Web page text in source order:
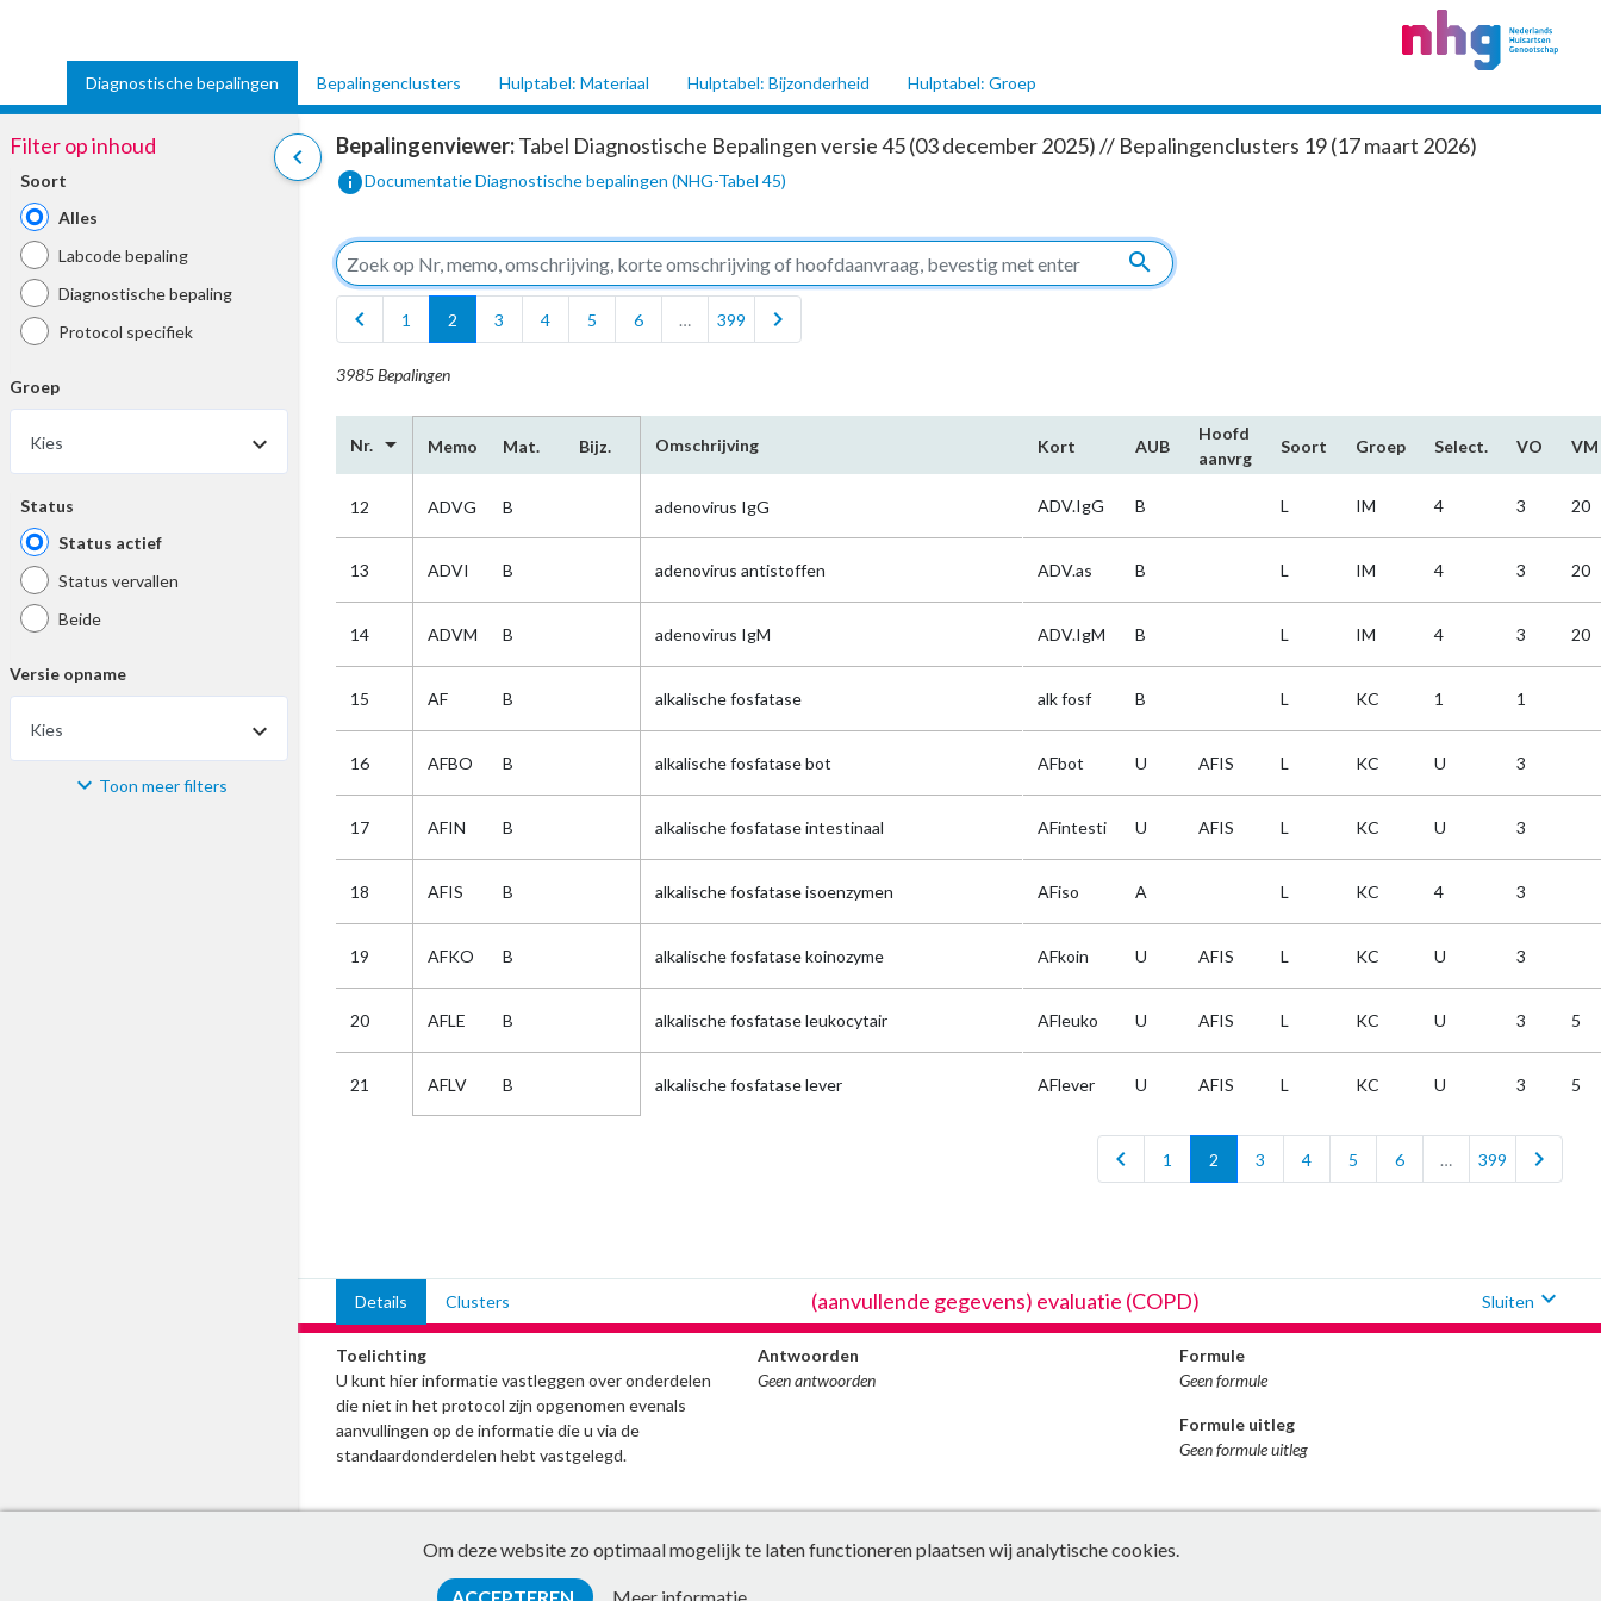
Diagnostische bepalingen Bepalingenclusters Hulptabel: Materiaal Hulptabel: Bijzonderheid Hulptabel: Groep
chevron_left
Filter op inhoud
Soort
Alles
Labcode bepaling
Diagnostische bepaling
Protocol specifiek
Groep
Kies
Status
Status actief
Status vervallen
Beide
Versie opname
Kies
Materiaal Toon meer filters
Bepalingenviewer:Tabel Diagnostische Bepalingen versie 45 (03 december 2025) // Bepalingenclusters 19 (17 maart 2026)
infoDocumentatie Diagnostische bepalingen (NHG-Tabel 45)
search
chevron_left
1 2 3 4 5 6 … 399 chevron_right
3985 Bepalingen
Nr. arrow_drop_down Memo Mat. Bijz. Omschrijving Kort AUB
Hoofd​
aanvrg
Soort Groep Select. VO VM
12 ADVG B adenovirus IgG ADV.IgG B L IM 4 3 20
13 ADVI B adenovirus antistoffen ADV.as B L IM 4 3 20
14 ADVM B adenovirus IgM ADV.IgM B L IM 4 3 20
15 AF B alkalische fosfatase alk fosf B L KC 1 1
16 AFBO B alkalische fosfatase bot AFbot U AFIS L KC U 3
17 AFIN B alkalische fosfatase intestinaal AFintesti U AFIS L KC U 3
18 AFIS B alkalische fosfatase isoenzymen AFiso A L KC 4 3
19 AFKO B alkalische fosfatase koinozyme AFkoin U AFIS L KC U 3
20 AFLE B alkalische fosfatase leukocytair AFleuko U AFIS L KC U 3 5
21 AFLV B alkalische fosfatase lever AFlever U AFIS L KC U 3 5
chevron_left 1 2 3 4 5 6 … 399 chevron_right
Details Clusters (aanvullende gegevens) evaluatie (COPD) Sluiten expand_more
Toelichting
U kunt hier informatie vastleggen over onderdelen
die niet in het protocol zijn opgenomen evenals
aanvullingen op de informatie die u via de
standaardonderdelen hebt vastgelegd.
Antwoorden
Geen antwoorden
Formule
Geen formule
Formule uitleg
Geen formule uitleg
Om deze website zo optimaal mogelijk te laten functioneren plaatsen wij analytische cookies.